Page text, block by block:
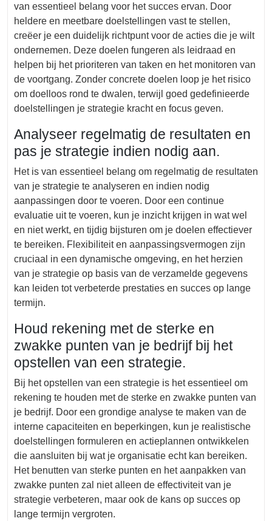
van essentieel belang voor het succes ervan. Door
heldere en meetbare doelstellingen vast te stellen,
creëer je een duidelijk richtpunt voor de acties die je wilt
ondernemen. Deze doelen fungeren als leidraad en
helpen bij het prioriteren van taken en het monitoren van
de voortgang. Zonder concrete doelen loop je het risico
om doelloos rond te dwalen, terwijl goed gedefinieerde
doelstellingen je strategie kracht en focus geven.
Analyseer regelmatig de resultaten en
pas je strategie indien nodig aan.
Het is van essentieel belang om regelmatig de resultaten
van je strategie te analyseren en indien nodig
aanpassingen door te voeren. Door een continue
evaluatie uit te voeren, kun je inzicht krijgen in wat wel
en niet werkt, en tijdig bijsturen om je doelen effectiever
te bereiken. Flexibiliteit en aanpassingsvermogen zijn
cruciaal in een dynamische omgeving, en het herzien
van je strategie op basis van de verzamelde gegevens
kan leiden tot verbeterde prestaties en succes op lange
termijn.
Houd rekening met de sterke en
zwakke punten van je bedrijf bij het
opstellen van een strategie.
Bij het opstellen van een strategie is het essentieel om
rekening te houden met de sterke en zwakke punten van
je bedrijf. Door een grondige analyse te maken van de
interne capaciteiten en beperkingen, kun je realistische
doelstellingen formuleren en actieplannen ontwikkelen
die aansluiten bij wat je organisatie echt kan bereiken.
Het benutten van sterke punten en het aanpakken van
zwakke punten zal niet alleen de effectiviteit van je
strategie verbeteren, maar ook de kans op succes op
lange termijn vergroten.